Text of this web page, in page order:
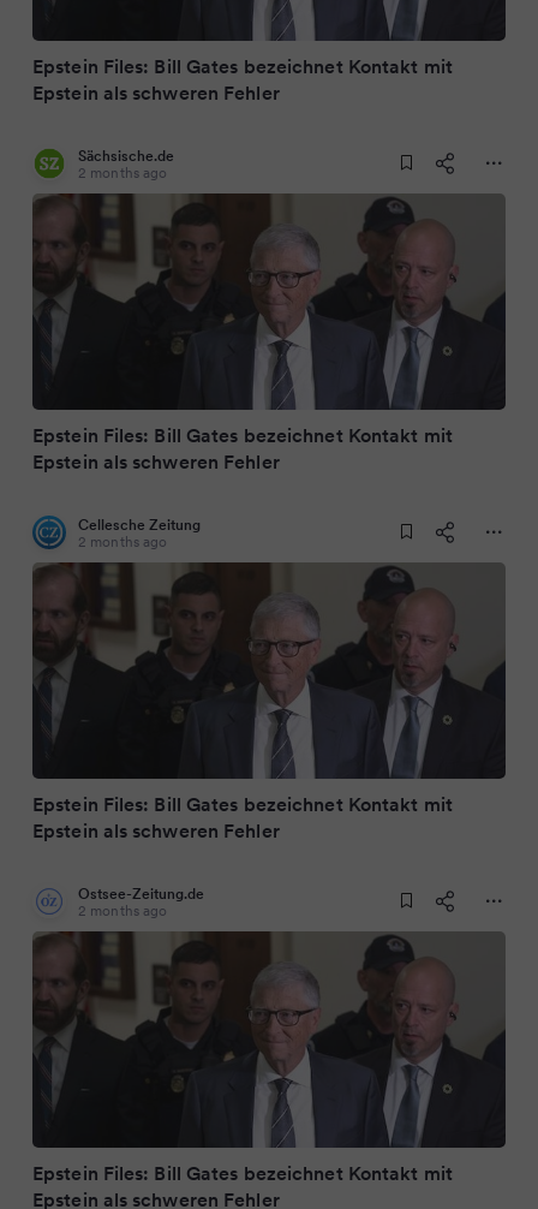
Epstein Files: Bill Gates bezeichnet Kontakt mit
Epstein als schweren Fehler
Sächsische.de
2 months ago
Epstein Files: Bill Gates bezeichnet Kontakt mit
Epstein als schweren Fehler
Cellesche Zeitung
2 months ago
Epstein Files: Bill Gates bezeichnet Kontakt mit
Epstein als schweren Fehler
Ostsee-Zeitung.de
2 months ago
Epstein Files: Bill Gates bezeichnet Kontakt mit
Epstein als schweren Fehler